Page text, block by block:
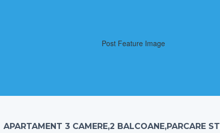
APARTAMENT 3 CAMERE,2 BALCOANE,PARCARE